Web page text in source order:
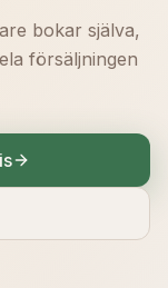
bokar själva,
försäljningen